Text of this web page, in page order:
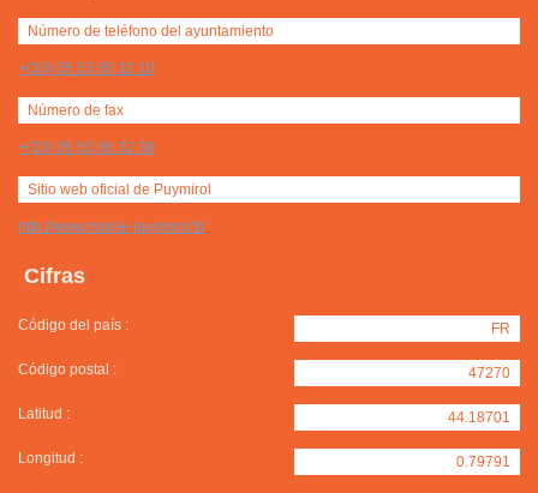
Número de teléfono del ayuntamiento
+(33) 05 53 95 32 10
Número de fax
+(33) 05 53 95 32 38
Sitio web oficial de Puymirol
http://www.mairie-puymirol.fr/
Cifras
Código del país : FR
Código postal : 47270
Latitud : 44.18701
Longitud : 0.79791